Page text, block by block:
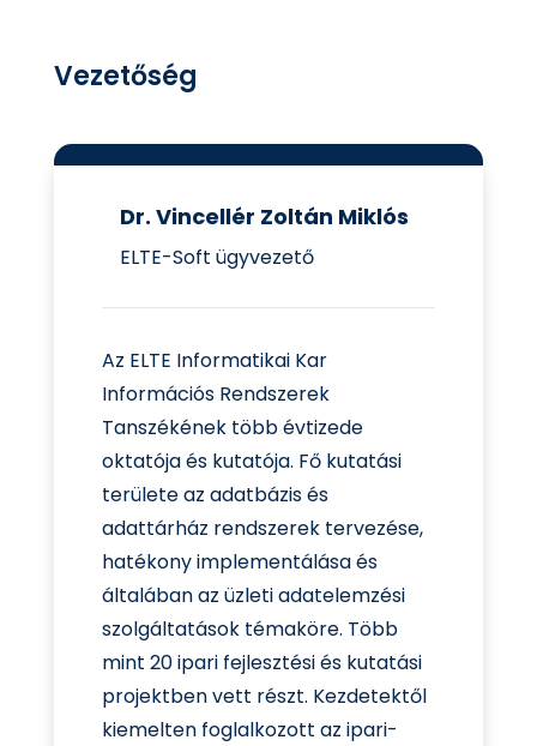
Vezetőség
Dr. Vincellér Zoltán Miklós
ELTE-Soft ügyvezető
Az ELTE Informatikai Kar
Információs Rendszerek
Tanszékének több évtizede
oktatója és kutatója. Fő kutatási
területe az adatbázis és
adattárház rendszerek tervezése,
hatékony implementálása és
általában az üzleti adatelemzési
szolgáltatások témaköre. Több
mint 20 ipari fejlesztési és kutatási
projektben vett részt. Kezdetektől
kiemelten foglalkozott az ipari-